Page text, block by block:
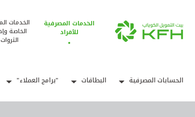
الخدمات المصرفية
للأفراد
الخدمات
الخاصة
الثروات
الحسابات المصرفية البطاقات "برامج العملاء"